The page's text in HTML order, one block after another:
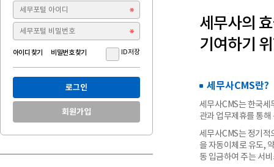
아이디 찾기 비밀번호 찾기 ID저장
로그인
회원가입
세무사의
기여하기
세무사CMS란?
세무사CMS는 한국
관과 업무제휴를 통
세무사CMS는 정기
을 자동이체로 유도,
동 입금하여 주는 서